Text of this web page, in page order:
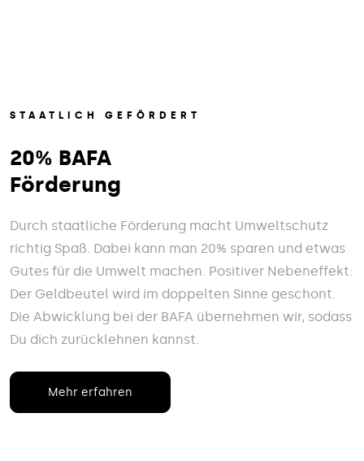
STAATLICH GEFÖRDERT
20% BAFA
Förderung
Durch staatliche Förderung macht Umweltschutz
richtig Spaß. Dabei kann man 20% sparen und etwas
Gutes für die Umwelt machen. Positiver Nebeneffekt:
Der Geldbeutel wird im doppelten Sinne geschont.
Die Abwicklung bei der BAFA übernehmen wir, sodass
Du dich zurücklehnen kannst.
Mehr erfahren